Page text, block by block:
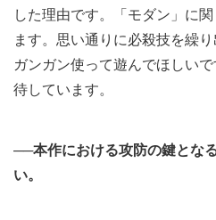
した理由です。「モダン」に
ます。思い通りに必殺技を繰
ガンガン使って遊んでほしい
待しています。
──本作における攻防の鍵とな
い。